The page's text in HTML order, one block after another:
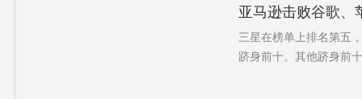
亚马逊击败谷歌、
三星在榜单上排名第
跻身前十。其他跻身前